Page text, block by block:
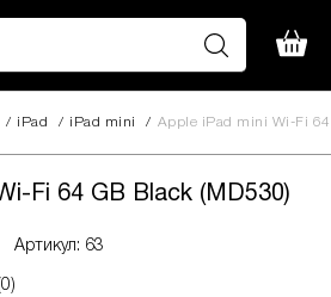
/ iPad / iPad mini / Apple iPad mini Wi-Fi 64
Fi 64 GB Black (MD530)
Артикул: 63